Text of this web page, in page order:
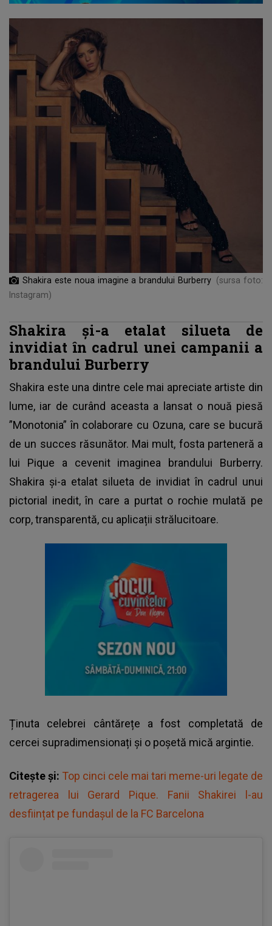
Shakira este noua imagine a brandului Burberry (sursa foto:
Instagram)
Shakira și-a etalat silueta de
invidiat în cadrul unei campanii a
brandului Burberry
Shakira este una dintre cele mai apreciate artiste din
lume, iar de curând aceasta a lansat o nouă piesă
”Monotonia” în colaborare cu Ozuna, care se bucură
de un succes răsunător. Mai mult, fosta parteneră a
lui Pique a cevenit imaginea brandului Burberry.
Shakira și-a etalat silueta de invidiat în cadrul unui
pictorial inedit, în care a purtat o rochie mulată pe
corp, transparentă, cu aplicații strălucitoare.
Ținuta celebrei cântărețe a fost completată de
cercei supradimensionați și o poșetă mică argintie.
Citește și: Top cinci cele mai tari meme-uri legate de
retragerea lui Gerard Pique. Fanii Shakirei l-au
desființat pe fundașul de la FC Barcelona